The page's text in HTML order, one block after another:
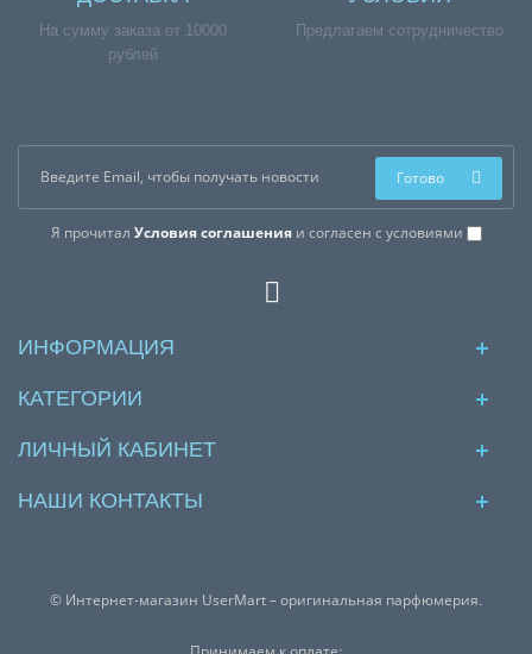
На сумму заказа от 10000
рублей
Предлагаем сотрудничество
Я прочитал Условия соглашенияи согласен с условиями
Готово
ИНФОРМАЦИЯ
КАТЕГОРИИ
ЛИЧНЫЙ КАБИНЕТ
НАШИ КОНТАКТЫ
© Интернет-магазин UserMart – оригинальная парфюмерия.